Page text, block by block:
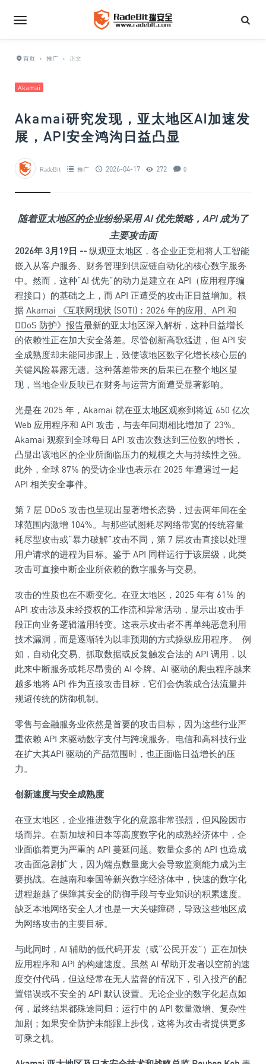
首页 › 推广 › 正文
Akamai
Akamai研究发现，亚太地区AI加速发
展，API安全鸿沟日益凸显
RadeBit 推广 2026-04-17 272 0
随着亚太地区的企业纷纷采用 AI 优先策略，API 成为了
主要攻击面
2026年 3月19日 -- 纵观亚太地区，各企业正竞相将人工智能
嵌入从客户服务、财务管理到供应链自动化的核心数字服务
中。然而，这种“AI 优先”的动力是建立在 API（应用程序编
程接口）的基础之上，而 API 正遭受的攻击正日益增加。根
据 Akamai
《互联网现状 (SOTI)：2026 年的应用、API 和
DDoS 防护》 报告最新的亚太地区深入解析，这种日益增长
的依赖性正在加大安全落差。尽管创新高歌猛进，但 API 安
全成熟度却未能同步跟上，致使该地区数字化增长核心层的
关键风险暴露无遗。这种落差带来的后果已在整个地区显
现，当地企业反映已在财务与运营方面遭受显著影响。
光是在 2025 年，Akamai 就在亚太地区观察到将近 650 亿次
Web 应用程序和 API 攻击，与去年同期相比增加了 23%。
Akamai 观察到全球每日 API 攻击次数达到三位数的增长，
凸显出该地区的企业所面临压力的规模之大与持续性之强。
此外，全球 87% 的受访企业也表示在 2025 年遭遇过一起
API 相关安全事件。
第 7 层 DDoS 攻击也呈现出显著增长态势，过去两年间在全
球范围内激增 104%。与那些试图耗尽网络带宽的传统容量
耗尽型攻击或“暴力破解”攻击不同，第 7 层攻击直接以处理
用户请求的进程为目标。鉴于 API 同样运行于该层级，此类
攻击可直接中断企业所依赖的数字服务与交易。
攻击的性质也在不断变化。在亚太地区，2025 年有 61% 的
API 攻击涉及未经授权的工作流和异常活动，显示出攻击手
段正向业务逻辑滥用转变。这表示攻击者不再单纯恶意利用
技术漏洞，而是逐渐转为以非预期的方式操纵应用程序。 例
如，自动化交易、抓取数据或反复触发合法的 API 调用，以
此来中断服务或耗尽昂贵的 AI 令牌。AI 驱动的爬虫程序越来
越多地将 API 作为直接攻击目标，它们会伪装成合法流量并
规避传统的防御机制。
零售与金融服务业依然是首要的攻击目标，因为这些行业严
重依赖 API 来驱动数字支付与跨境服务。电信和高科技行业
在扩大其API 驱动的产品范围时，也正面临日益增长的压
力。
创新速度与安全成熟度
在亚太地区，企业推进数字化的意愿非常强烈，但风险因市
场而异。在新加坡和日本等高度数字化的成熟经济体中，企
业面临着更为严重的 API 蔓延问题。数量众多的 API 也造成
攻击面急剧扩大，因为端点数量庞大会导致监测能力成为主
要挑战。在越南和泰国等新兴数字经济体中，快速的数字化
进程超越了保障其安全的防御手段与专业知识的积累速度。
缺乏本地网络安全人才也是一大关键障碍，导致这些地区成
为网络攻击的主要目标。
与此同时，AI 辅助的低代码开发（或“公民开发”）正在加快
应用程序和 API 的构建速度。虽然 AI 帮助开发者以空前的速
度交付代码，但这经常在无人监督的情况下，引入投产的配
置错误或不安全的 API 默认设置。无论企业的数字化起点如
何，最终结果都殊途同归：运行中的 API 数量激增、复杂性
加剧；如果安全防护未能跟上步伐，这将为攻击者提供更多
可乘之机。